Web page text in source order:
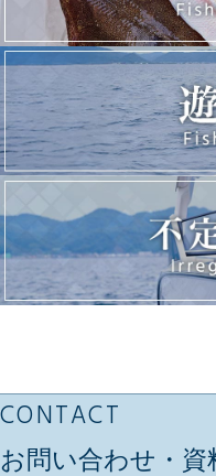
CONTACT
お問い合わせ・資